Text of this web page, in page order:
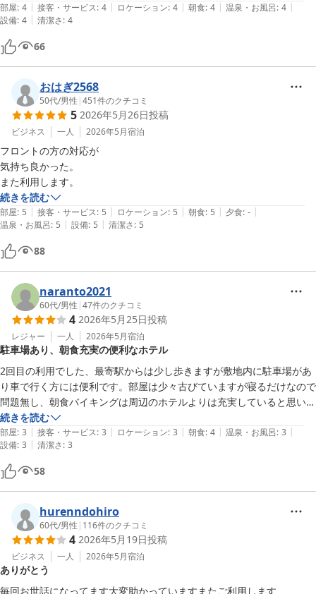
部屋: 4 | 接客・サービス: 4 | ロケーション: 4 | 朝食: 4 | 温泉・お風呂: 4 |
設備: 4 | 清潔さ: 4
66
おはぎ2568
50代/男性 |451件のクチコミ
5 2026年5月26日投稿
ビジネス 一人 2026年5月宿泊
フロントの方の対応が
気持ち良かった。
また利用します。
続きを読む
部屋: 5 | 接客・サービス: 5 | ロケーション: 5 | 朝食: 5 | 夕食: - |
温泉・お風呂: 5 | 設備: 5 | 清潔さ: 5
88
naranto2021
60代/男性 |47件のクチコミ
4 2026年5月25日投稿
レジャー 一人 2026年5月宿泊
駐車場あり、朝食充実の便利なホテル
2回目の利用でした、最寄駅からは少し歩きますが敷地内に駐車場があ
り車で行く方には便利です。部屋は少々古びていますが寝るだけなので
問題無し、朝食バイキングは周辺のホテルよりは充実していると思いま
す。
続きを読む
部屋: 3 | 接客・サービス: 3 | ロケーション: 3 | 朝食: 4 | 温泉・お風呂: 3 |
設備: 3 | 清潔さ: 3
58
hurenndohiro
60代/男性 | 116件のクチコミ
4 2026年5月19日投稿
ビジネス 一人 2026年5月宿泊
ありがとう
毎回お世話になってます大変助かっていますまたご利用します